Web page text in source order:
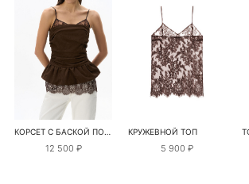
КОРСЕТ С БАСКОЙ ПОД ЗАМШУ
12 500 ₽
КРУЖЕВНОЙ ТОП
5 900 ₽